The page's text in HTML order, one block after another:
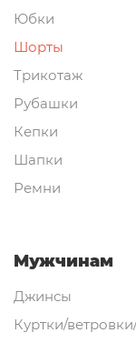
Юбки
Шорты
Трикотаж
Рубашки
Кепки
Шапки
Ремни
Мужчинам
Джинсы
Куртки/